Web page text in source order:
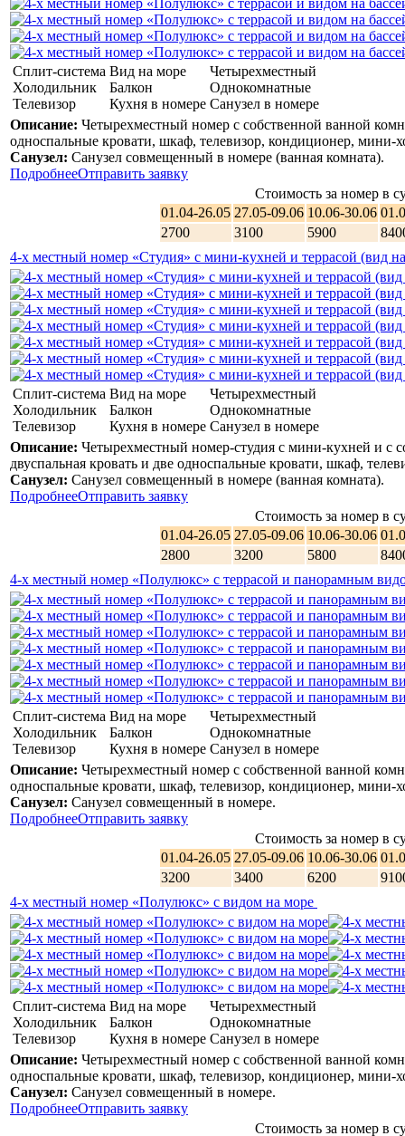
Сплит-система
Холодильник
Телевизор
Вид на море
Балкон
Кухня в номере
Четырехместный
Однокомнатные
Санузел в номере
Описание: Четырехместный номер с собственной ванной
односпальные кровати, шкаф, телевизор, кондиционер, мини-
Санузел: Санузел совмещенный в номере (ванная комната).
ПодробнееОтправить заявку
Стоимость за номер в
01.04-26.05 27.05-09.06 10.06-30.06
2700
3100 5900
4-х местный номер «Студия» с мини-кухней и террасой (вид
Сплит-система
Холодильник
Телевизор
Вид на море
Балкон
Кухня в номере
Четырехместный
Однокомнатные
Санузел в номере
Описание: Четырехместный номер-студия с мини-кухней и с
двуспальная кровать и две односпальные кровати, шкаф,
Санузел: Санузел совмещенный в номере (ванная комната).
ПодробнееОтправить заявку
Стоимость за номер в
01.04-26.05 27.05-09.06 10.06-30.06
2800
3200 5800
4-х местный номер «Полулюкс» с террасой и панорамным
Сплит-система
Холодильник
Телевизор
Вид на море
Балкон
Кухня в номере
Четырехместный
Однокомнатные
Санузел в номере
Описание: Четырехместный номер с собственной ванной
односпальные кровати, шкаф, телевизор, кондиционер, мини-
Санузел: Санузел совмещенный в номере.
ПодробнееОтправить заявку
Стоимость за номер в
01.04-26.05 27.05-09.06 10.06-30.06
3200
3400 6200
4-х местный номер «Полулюкс» с видом на море
Сплит-система
Холодильник
Телевизор
Вид на море
Балкон
Кухня в номере
Четырехместный
Однокомнатные
Санузел в номере
Описание: Четырехместный номер с собственной ванной
односпальные кровати, шкаф, телевизор, кондиционер, мини-
Санузел: Санузел совмещенный в номере.
ПодробнееОтправить заявку
Стоимость за номер в